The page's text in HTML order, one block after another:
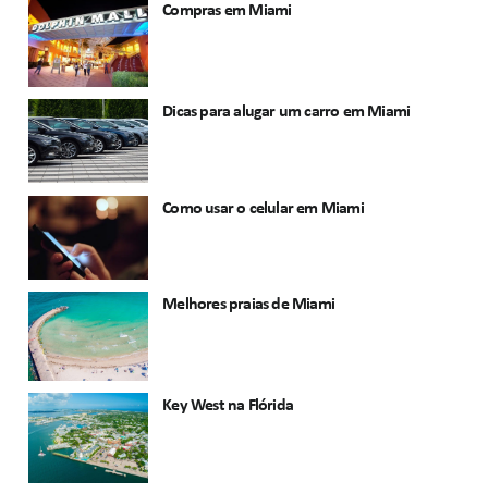
Compras em Miami
Dicas para alugar um carro em Miami
Como usar o celular em Miami
Melhores praias de Miami
Key West na Flórida